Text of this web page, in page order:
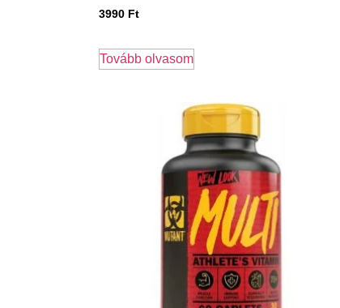
3990 Ft
Tovább olvasom